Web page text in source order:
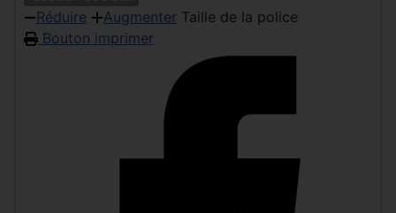
Réduire
Augmenter Taille de la police
Bouton imprimer